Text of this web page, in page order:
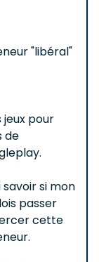
"libéral"
pour
de
si mon
passer
cette